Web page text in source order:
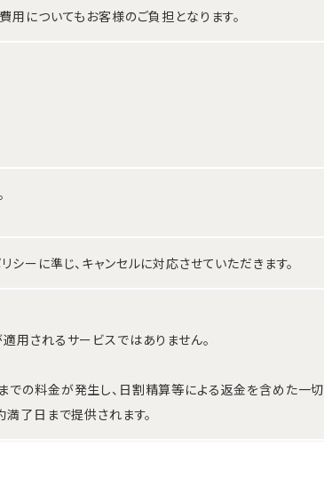
についてもお客様のご負担となります。
ーに準じ、キャンセルに対応させていただきます。
用されるサービスではありません。
の料金が発生し、日割精算等による返金を含めた一切
了日まで提供されます。